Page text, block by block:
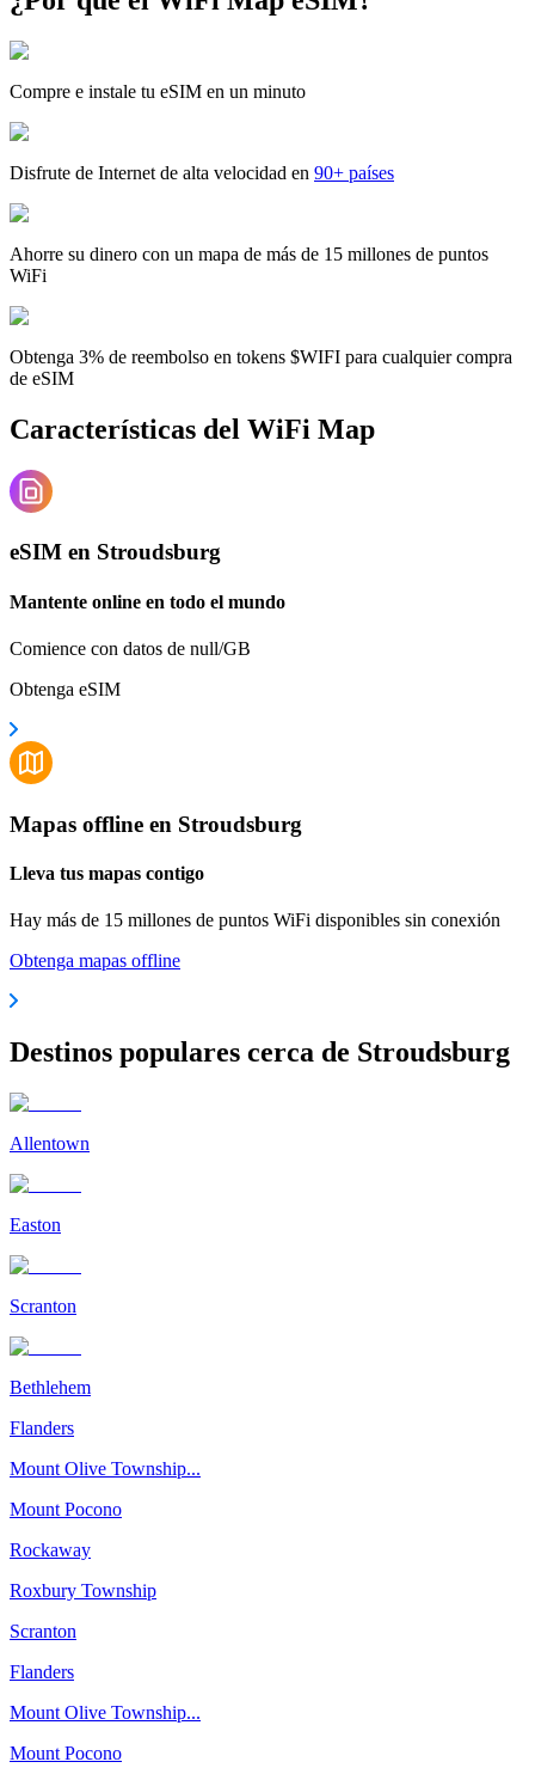
Compre e instale tu eSIM en un minuto
Disfrute de Internet de alta velocidad en 90+ países
Ahorre su dinero con un mapa de más de 15 millones de puntos
WiFi
Obtenga 3% de reembolso en tokens $WIFI para cualquier compra
de eSIM
Características del WiFi Map
eSIM en Stroudsburg
Mantente online en todo el mundo
Comience con datos de null/GB
Obtenga eSIM
Mapas offline en Stroudsburg
Lleva tus mapas contigo
Hay más de 15 millones de puntos WiFi disponibles sin conexión
Obtenga mapas offline
Destinos populares cerca de Stroudsburg
Allentown
Easton
Scranton
Bethlehem
Flanders
Mount Olive Township...
Mount Pocono
Rockaway
Roxbury Township
Scranton
Flanders
Mount Olive Township...
Mount Pocono